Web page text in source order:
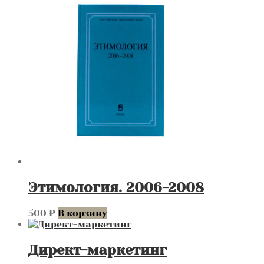
Этимология. 2006-2008
500 ₽ В корзину
Директ-маркетинг